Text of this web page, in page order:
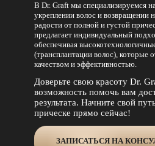
В Dr. Graft мы специализируемся
укреплении волос и возвращении
радости от полной и густой
предлагает индивидуальный
обеспечивая
(трансплантации волос), которые
качеством и эффективностью.
Доверьте свою красоту Dr.
возможность помочь вам
результата. Начните свой
прическе прямо сейчас!
ЗАПИСАТЬСЯ НА